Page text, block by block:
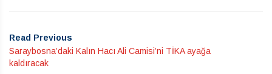
Read Previous
Saraybosna’daki Kalın Hacı Ali Camisi’ni TİKA ayağa
kaldıracak